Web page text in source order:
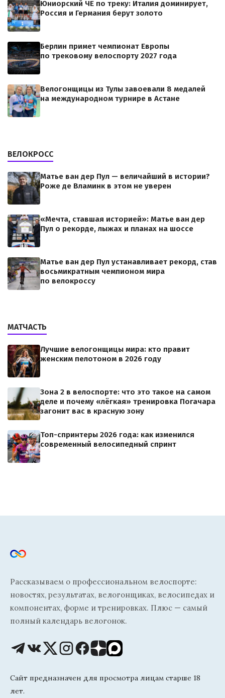
Юниорский ЧЕ по треку: Италия доминирует,
Россия и Германия берут золото
Берлин примет чемпионат Европы
по трековому велоспорту 2027 года
Велогонщицы из Тулы завоевали 8 медалей
на международном турнире в Астане
ВЕЛОКРОСС
Матье ван дер Пул — величайший в истории?
Роже де Вламинк в этом не уверен
«Мечта, ставшая историей»: Матье ван дер
Пул о рекорде, лыжах и планах на шоссе
Матье ван дер Пул устанавливает рекорд, став
восьмикратным чемпионом мира
по велокроссу
МАТЧАСТЬ
Лучшие велогонщицы мира: кто правит
женским пелотоном в 2026 году
Зона 2 в велоспорте: что это такое на самом
деле и почему «лёгкая» тренировка Погачара
загонит вас в красную зону
Топ-спринтеры 2026 года: как изменился
современный велосипедный спринт
Рассказываем о профессиональном велоспорте:
новостях, результатах, велогонщиках, велосипедах и
компонентах, форме и тренировках. Плюс — самый
полный календарь велогонок.
Сайт предназначен для просмотра лицам старше 18
лет.